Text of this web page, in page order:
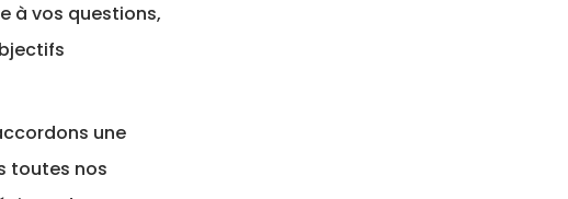
à vos questions,
une
toutes nos